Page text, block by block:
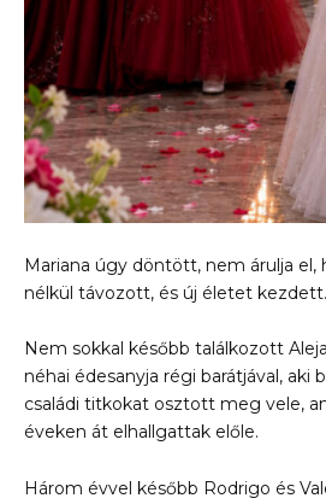
Mariana úgy döntött, nem árulja el,
nélkül távozott, és új életet kezdett.
Nem sokkal később találkozott
néhai édesanyja régi barátjával, aki
családi titkokat osztott meg vele,
éveken át elhallgattak előle.
Három évvel később Rodrigo és